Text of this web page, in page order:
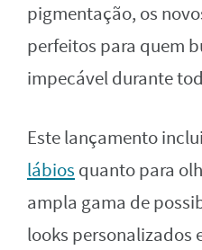
pigmentação, os
perfeitos para quem
impecável durante
Este lançamento
lábios quanto para
ampla gama de
looks personalizados